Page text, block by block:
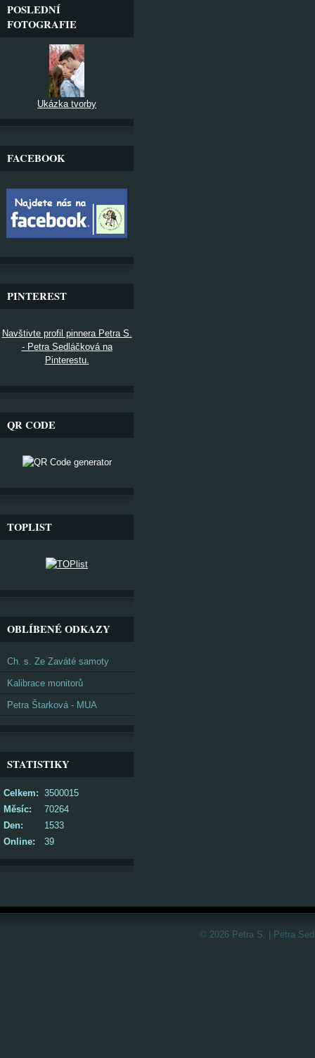
POSLEDNÍ
FOTOGRAFIE
Ukázka tvorby
FACEBOOK
PINTEREST
Navštivte profil pinnera Petra S.
- Petra Sedláčková na
Pinterestu.
QR CODE
TOPLIST
OBLÍBENÉ ODKAZY
Ch. s. Ze Zaváté samoty
Kalibrace monitorů
Petra Štarková - MUA
STATISTIKY
Online: 39
Celkem: 3500015
Měsíc:
70264
Den:
1533
© 2026 Petra S. | Petra